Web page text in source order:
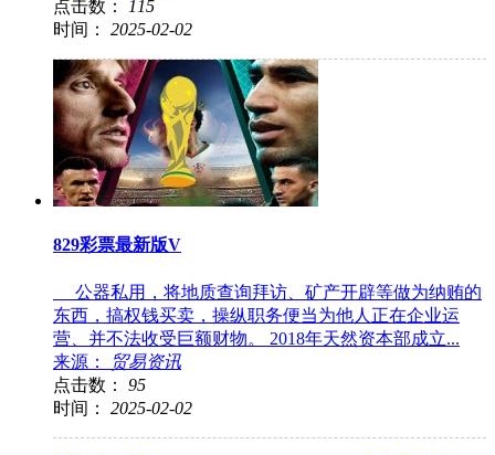
点击数：
115
时间： 2025-02-02
829彩票最新版V
公器私用，将地质查询拜访、矿产开辟等做为纳贿的
东西，搞权钱买卖，操纵职务便当为他人正在企业运
营、并不法收受巨额财物。 2018年天然资本部成立...
来源：
贸易资讯
点击数： 95
时间： 2025-02-02